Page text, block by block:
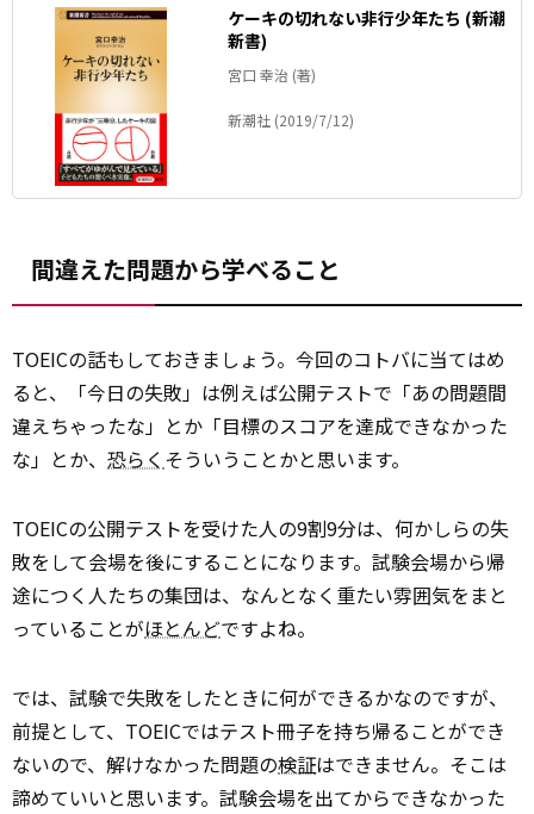
ケーキの切れない非行少年たち (新潮
新書)
宮口 幸治 (著)
新潮社 (2019/7/12)
間違えた問題から学べること
TOEICの話もしておきましょう。今回のコトバに当てはめ
ると、「今日の失敗」は例えば公開テストで「あの問題間
違えちゃったな」とか「目標のスコアを達成できなかった
な」とか、 恐らく そういうことかと思います。
TOEICの公開テストを受けた人の9割9分は、何かしらの失
敗をして会場を後にすることになります。試験会場から帰
途につく人たちの集団は、なんとなく重たい雰囲気をまと
っていることがほとんどですよね。
では、試験で失敗をしたときに何ができるかなのですが、
前提として、TOEICではテスト冊子を持ち帰ることができ
ないので、解けなかった問題の検証はできません。そこは
諦めていいと思います。試験会場を出てからできなかった